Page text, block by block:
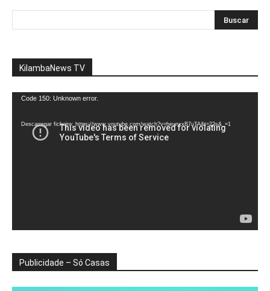
KilambaNews TV
Reprodutor
vídeo
Code 150: Unknown error.
Descarregar ficheiro: https://www.youtube.com/watch?v=heunxxB7uTA&t=22s&_=1
Publicidade – Só Casas